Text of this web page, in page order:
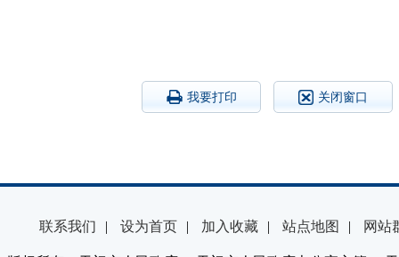
我要打印 关闭窗口
联系我们 | 设为首页 | 加入收藏 | 站点地图 | 网站